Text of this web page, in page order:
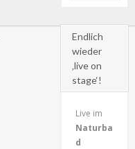
Endlich
wieder
‚live on
stage‘!
Live im
Naturba
d